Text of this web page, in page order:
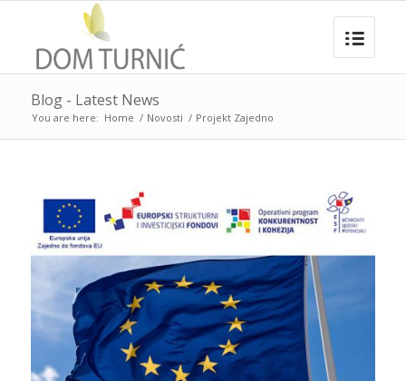
Blog - Latest News
You are here: Home / Novosti / Projekt Zajedno